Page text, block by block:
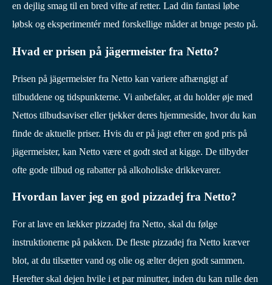
en dejlig smag til en bred vifte af retter. Lad din fantasi løbe
løbsk og eksperimentér med forskellige måder at bruge pesto på.
Hvad er prisen på jägermeister fra Netto?
Prisen på jägermeister fra Netto kan variere afhængigt af
tilbuddene og tidspunkterne. Vi anbefaler, at du holder øje med
Nettos tilbudsaviser eller tjekker deres hjemmeside, hvor du kan
finde de aktuelle priser. Hvis du er på jagt efter en god pris på
jägermeister, kan Netto være et godt sted at kigge. De tilbyder
ofte gode tilbud og rabatter på alkoholiske drikkevarer.
Hvordan laver jeg en god pizzadej fra Netto?
For at lave en lækker pizzadej fra Netto, skal du følge
instruktionerne på pakken. De fleste pizzadej fra Netto kræver
blot, at du tilsætter vand og olie og ælter dejen godt sammen.
Herefter skal dejen hvile i et par minutter, inden du kan rulle den